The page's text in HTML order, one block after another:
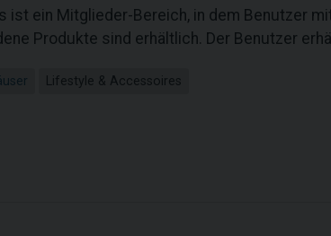
ist ein Mitglieder-Bereich, in dem Benutzer
Produkte sind erhältlich. Der Benutzer
Lifestyle & Accessoires